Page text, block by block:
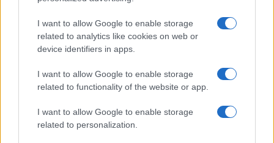
I want to allow Google to enable storage
related to analytics like cookies on web or
device identifiers in apps.
I want to allow Google to enable storage
related to functionality of the website or app.
I want to allow Google to enable storage
related to personalization.